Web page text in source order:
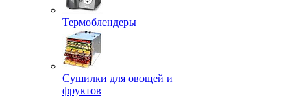
Термоблендеры
Сушилки для овощей и
фруктов